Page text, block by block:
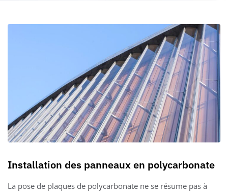
Installation des panneaux en polycarbonate
La pose de plaques de polycarbonate ne se résume pas à